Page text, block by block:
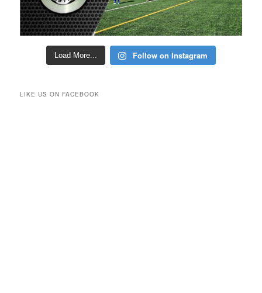
Load More... Follow on Instagram
LIKE US ON FACEBOOK